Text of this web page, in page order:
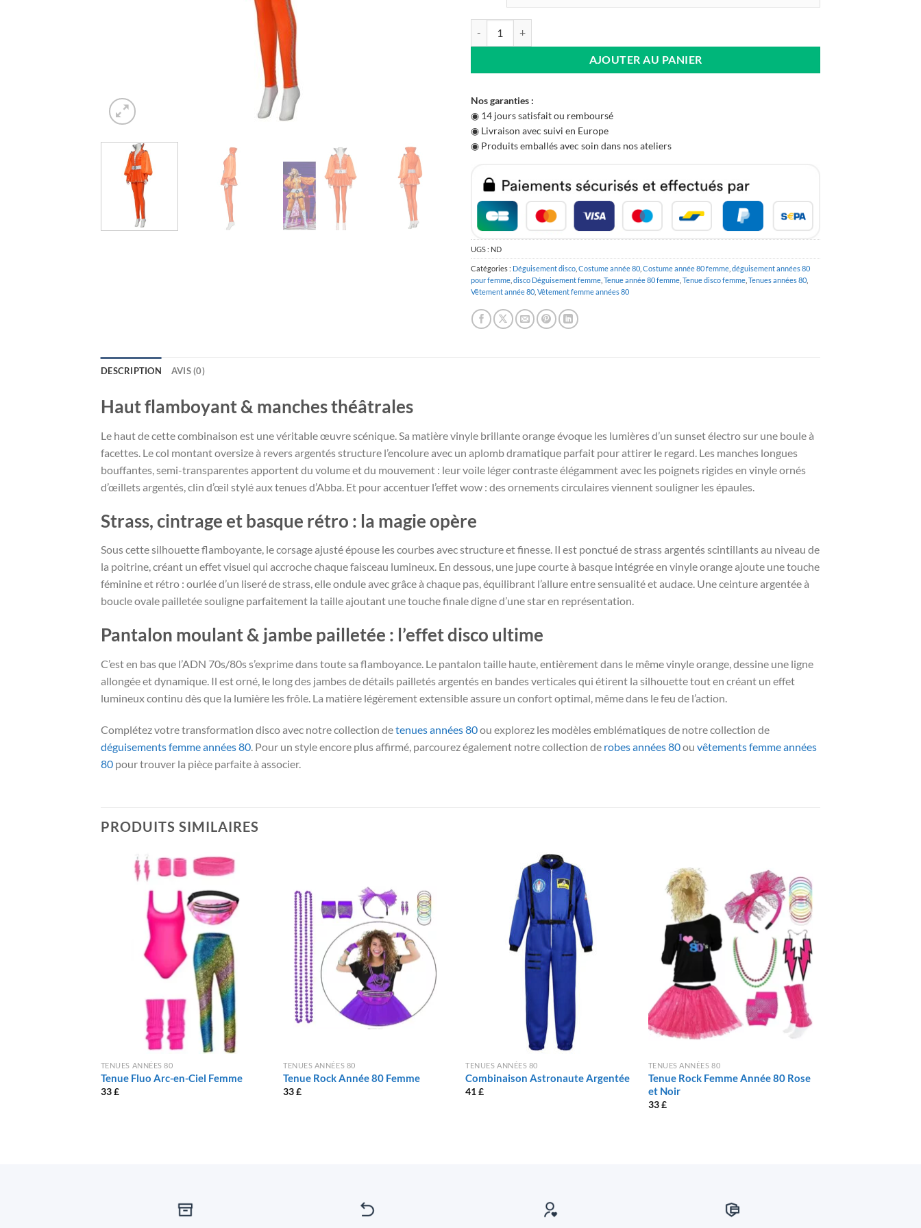
AJOUTER AU PANIER
Nos garanties :
◉ 14 jours satisfait ou remboursé
◉ Livraison avec suivi en Europe
◉ Produits emballés avec soin dans nos ateliers
UGS : ND
Catégories : Déguisement disco Costume année 80 Costume année 80 femme déguisement années 80
pour femme disco Déguisement femme Tenue année 80 femme Tenue disco femme Tenues années 80
Vêtement année 80 Vêtement femme années 80
DESCRIPTION AVIS (0)
Haut flamboyant & manches théâtrales
Le haut de cette combinaison est une véritable œuvre scénique. Sa matière vinyle brillante orange évoque les lumières d’un sunset électro sur une boule à
facettes. Le col montant oversize à revers argentés structure l’encolure avec un aplomb dramatique parfait pour attirer le regard. Les manches longues
bouffantes, semi-transparentes apportent du volume et du mouvement : leur voile léger contraste élégamment avec les poignets rigides en vinyle ornés
d’œillets argentés, clin d’œil stylé aux tenues d’Abba. Et pour accentuer l’effet wow : des ornements circulaires viennent souligner les épaules.
Strass, cintrage et basque rétro : la magie opère
Sous cette silhouette flamboyante, le corsage ajusté épouse les courbes avec structure et finesse. Il est ponctué de strass argentés scintillants au niveau de
la poitrine, créant un effet visuel qui accroche chaque faisceau lumineux. En dessous, une jupe courte à basque intégrée en vinyle orange ajoute une touche
féminine et rétro : ourlée d’un liseré de strass, elle ondule avec grâce à chaque pas, équilibrant l’allure entre sensualité et audace. Une ceinture argentée à
boucle ovale pailletée souligne parfaitement la taille ajoutant une touche finale digne d’une star en représentation.
Pantalon moulant & jambe pailletée : l’effet disco ultime
C’est en bas que l’ADN 70s/80s s’exprime dans toute sa flamboyance. Le pantalon taille haute, entièrement dans le même vinyle orange, dessine une ligne
allongée et dynamique. Il est orné, le long des jambes de détails pailletés argentés en bandes verticales qui étirent la silhouette tout en créant un effet
lumineux continu dès que la lumière les frôle. La matière légèrement extensible assure un confort optimal, même dans le feu de l’action.
Complétez votre transformation disco avec notre collection detenues années 80ou explorez les modèles emblématiques de notre collection de
déguisements femme années 80. Pour un style encore plus affirmé, parcourez également notre collection de robes années 80ou vêtements femme années
80 pour trouver la pièce parfaite à associer.
PRODUITS SIMILAIRES
TENUES ANNÉES 80
Tenue Fluo Arc-en-Ciel Femme
33£
TENUES ANNÉES 80
Tenue Rock Année 80 Femme
33£
TENUES ANNÉES 80
Combinaison Astronaute Argentée
41£
TENUES ANNÉES 80
Tenue Rock Femme Année 80 Rose
et Noir
33£